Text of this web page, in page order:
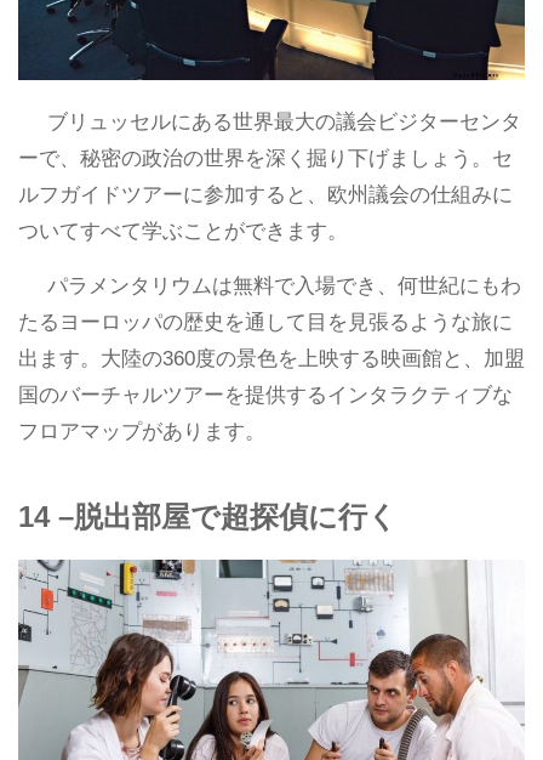
ブリュッセルにある世界最大の議会ビジターセンタ
ーで、秘密の政治の世界を深く掘り下げましょう。セ
ルフガイドツアーに参加すると、欧州議会の仕組みに
ついてすべて学ぶことができます。
パラメンタリウムは無料で入場でき、何世紀にもわ
たるヨーロッパの歴史を通して目を見張るような旅に
出ます。大陸の360度の景色を上映する映画館と、加盟
国のバーチャルツアーを提供するインタラクティブな
フロアマップがあります。
14 –脱出部屋で超探偵に行く